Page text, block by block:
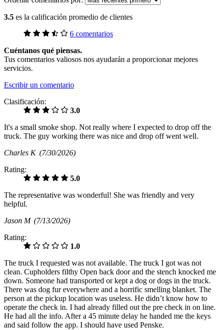
3.5 es la calificación promedio de clientes
6 comentarios
Cuéntanos qué piensas.
Tus comentarios valiosos nos ayudarán a proporcionar mejores
servicios.
Escribir un comentario
Clasificación:
3.0
It's a small smoke shop. Not really where I expected to drop off the
truck. The guy working there was nice and drop off went well.
Charles K (7/30/2026)
Rating:
5.0
The representative was wonderful! She was friendly and very
helpful.
Jason M (7/13/2026)
Rating:
1.0
The truck I requested was not available. The truck I got was not
clean. Cupholders filthy Open back door and the stench knocked me
down. Someone had transported or kept a dog or dogs in the truck.
There was dog fur everywhere and a horrific smelling blanket. The
person at the pickup location was useless. He didn’t know how to
operate the check in. I had already filled out the pre check in on line.
He had all the info. After a 45 minute delay he handed me the keys
and said follow the app. I should have used Penske.